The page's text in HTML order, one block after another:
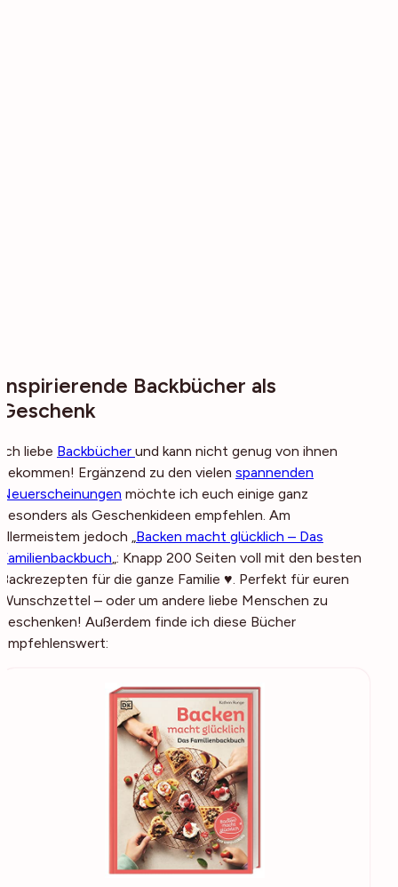
Inspirierende Backbücher als
Geschenk
Ich liebe Backbücher und kann nicht genug von ihnen
bekommen! Ergänzend zu den vielen spannenden
Neuerscheinungen möchte ich euch einige ganz
besonders als Geschenkideen empfehlen. Am
allermeistem jedoch „Backen macht glücklich – Das
Familienbackbuch„: Knapp 200 Seiten voll mit den besten
Backrezepten für die ganze Familie ♥. Perfekt für euren
Wunschzettel – oder um andere liebe Menschen zu
beschenken! Außerdem finde ich diese Bücher
empfehlenswert: